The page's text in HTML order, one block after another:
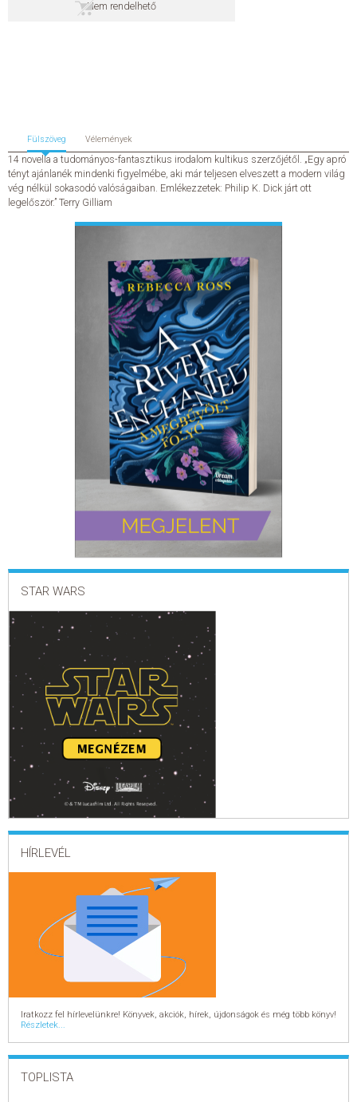
Nem rendelhető
Fülszöveg Vélemények
14 novella a tudományos-fantasztikus irodalom kultikus szerzőjétől. „Egy apró
tényt ajánlanék mindenki figyelmébe, aki már teljesen elveszett a modern világ
vég nélkül sokasodó valóságaiban. Emlékezzetek: Philip K. Dick járt ott
legelőször.” Terry Gilliam
STAR WARS
HÍRLEVÉL
Iratkozz fel hírlevelünkre! Könyvek, akciók, hírek, újdonságok és még több könyv!
Részletek...
TOPLISTA
HÍREK
KAPCSOLAT
ELŐRENDELÉSI TOPLISTA
ÁLTALÁNOS SZERZŐDÉSI FELTÉTELEK
ADATKEZELÉSI ÉS ADATVÉDELMI SZABÁLYZAT